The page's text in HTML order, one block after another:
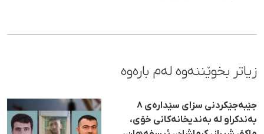
زیاتر بخوێننەوە لەم بارەوە
جێبەجێکردنی سزای سێدارەی ٨
بەندکراو لە بەندیخانەکانی خۆی،